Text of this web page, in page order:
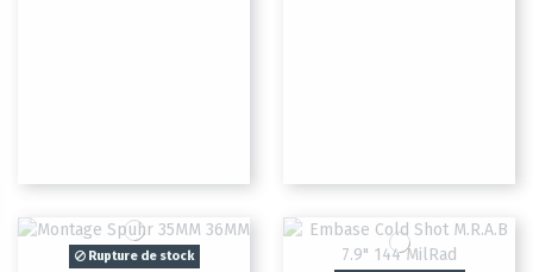
Rupture de stock